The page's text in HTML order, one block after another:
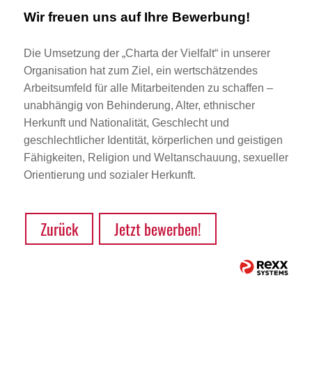
Wir freuen uns auf Ihre Bewerbung!
Die Umsetzung der „Charta der Vielfalt“ in unserer
Organisation hat zum Ziel, ein wertschätzendes
Arbeitsumfeld für alle Mitarbeitenden zu schaffen –
unabhängig von Behinderung, Alter, ethnischer
Herkunft und Nationalität, Geschlecht und
geschlechtlicher Identität, körperlichen und geistigen
Fähigkeiten, Religion und Weltanschauung, sexueller
Orientierung und sozialer Herkunft.
Zurück Jetzt bewerben!